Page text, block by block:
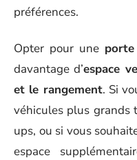
préférences.
Opter pour une
davantage d’espace
et le rangement. Si
véhicules plus grands
ups, ou si vous
espace